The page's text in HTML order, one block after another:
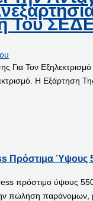
Του
Για Τον
Η Εξάρτηση
Πρόστιμα Ύψους
πρόστιμο ύψους 550
την πώληση